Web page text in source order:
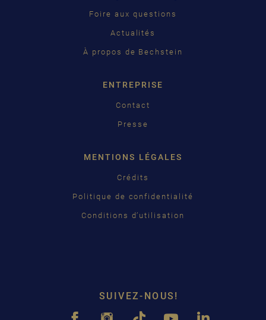
Foire aux questions
Actualités
À propos de Bechstein
ENTREPRISE
Contact
Presse
MENTIONS LÉGALES
Crédits
Politique de confidentialité
Conditions d’utilisation
SUIVEZ-NOUS!